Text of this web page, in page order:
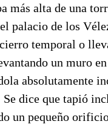
más alta de una
palacio de los
temporal o
un muro
absolutamente
dice que tapió
un pequeño